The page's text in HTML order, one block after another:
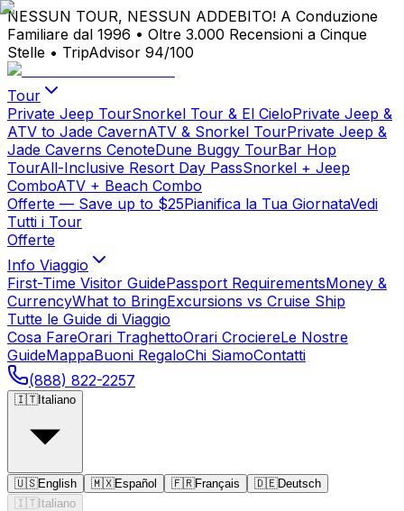
NESSUN TOUR, NESSUN ADDEBITO! A Conduzione
Familiare dal 1996 • Oltre 3.000 Recensioni a Cinque
Stelle • TripAdvisor 94/100
Tour
Private Jeep TourSnorkel Tour & El CieloPrivate Jeep &
ATV to Jade CavernATV & Snorkel TourPrivate Jeep &
Jade Caverns CenoteDune Buggy TourBar Hop
TourAll-Inclusive Resort Day PassSnorkel + Jeep
ComboATV + Beach Combo
Offerte — Save up to $25Pianifica la Tua GiornataVedi
Tutti i Tour
Offerte
Info Viaggio
First-Time Visitor GuidePassport RequirementsMoney &
CurrencyWhat to BringExcursions vs Cruise Ship
Tutte le Guide di Viaggio
Cosa FareOrari TraghettoOrari CrociereLe Nostre
GuideMappaBuoni RegaloChi SiamoContatti
(888) 822-2257
🇮🇹Italiano
🇺🇸English 🇲🇽Español 🇫🇷Français 🇩🇪Deutsch
🇮🇹 Italiano